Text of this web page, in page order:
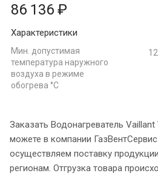
86 136 ₽
Характеристики
Мин. допустимая
температура наружного
воздуха в режиме
обогрева °С
Заказать Водонагреватель
можете в компании
осуществляем поставку
регионам. Отгрузка товара